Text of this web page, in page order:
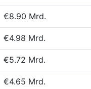
€8.90 Mrd.
€4.98 Mrd.
€5.72 Mrd.
€4.65 Mrd.